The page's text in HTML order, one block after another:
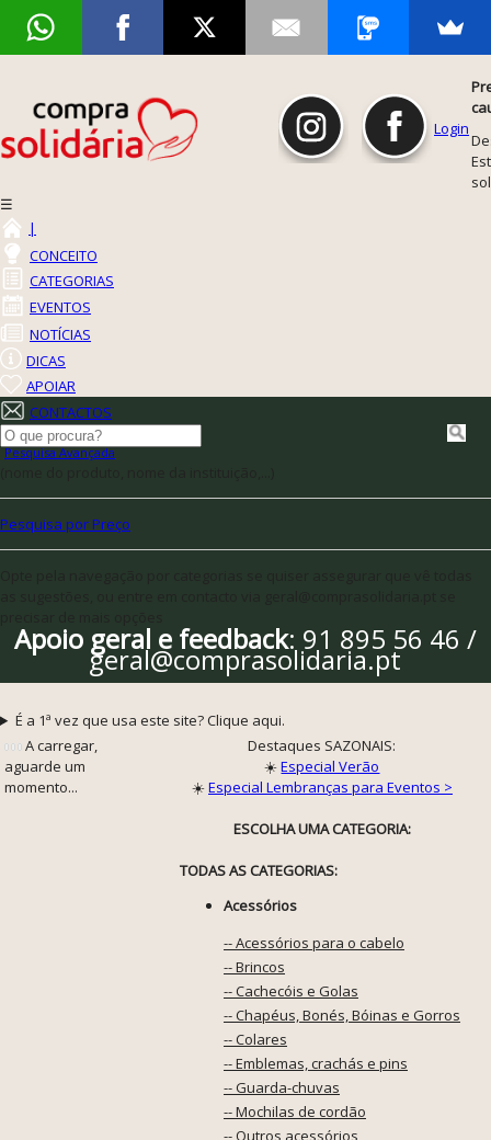
Login
☰
|
CONCEITO
CATEGORIAS
EVENTOS
NOTÍCIAS
DICAS
APOIAR
CONTACTOS
Pesquisa Avançada
Pesquisa por Preço
Apoio geral e feedback: 91 895 56 46 /
geral@comprasolidaria.pt
É a 1ª vez que usa este site? Clique aqui.
A carregar,
aguarde um
momento...
Destaques SAZONAIS:
☀️Especial Verão
☀️Especial Lembranças para Eventos >
ESCOLHA UMA CATEGORIA:
TODAS AS CATEGORIAS:
Acessórios
-- Acessórios para o cabelo
-- Brincos
-- Cachecóis e Golas
-- Chapéus, Bonés, Bóinas e Gorros
-- Colares
-- Emblemas, crachás e pins
-- Guarda-chuvas
-- Mochilas de cordão
-- Outros acessórios